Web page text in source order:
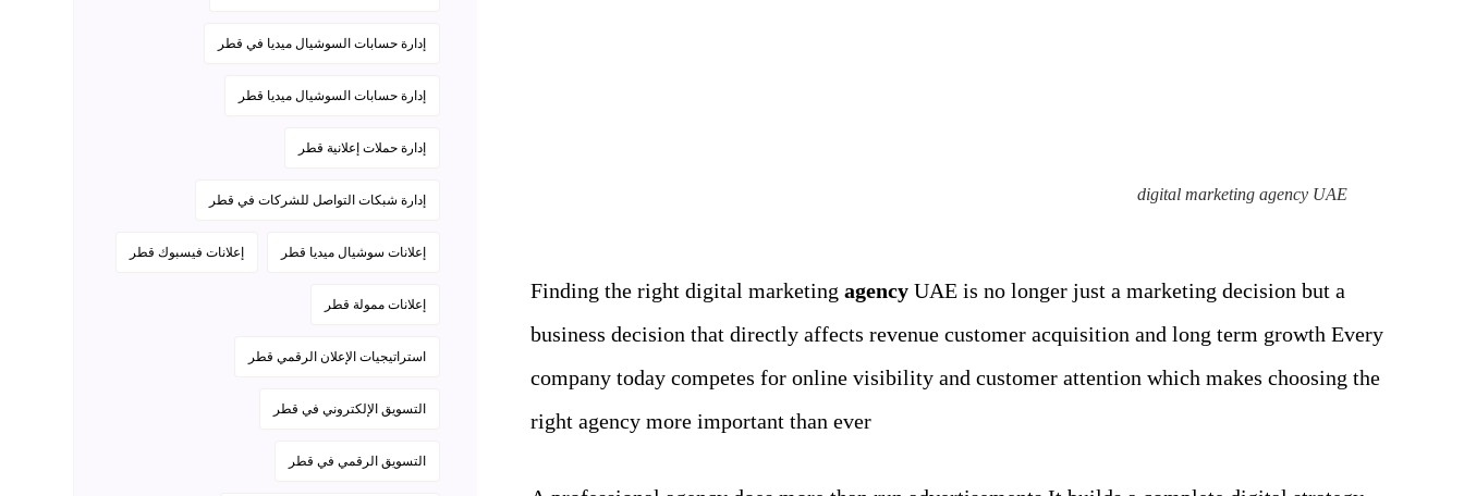
digital marketing agency UAE
Finding the right digital marketing agencyUAE is no longer just a marketing decision but a
business decision that directly affects revenue customer acquisition and long term growth Every
company today competes for online visibility and customer attention which makes choosing the
right agency more important than ever
إدارة حسابات السوشيال ميديا في قطر
إدارة حسابات السوشيال ميديا قطر
إدارة حملات إعلانية قطر
إدارة شبكات التواصل للشركات في قطر
إعلانات سوشيال ميديا قطر إعلانات فيسبوك قطر
إعلانات ممولة قطر
استراتيجيات الإعلان الرقمي قطر
التسويق الإلكتروني في قطر
التسويق الرقمي في قطر